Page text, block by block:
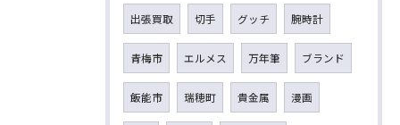
出張買取 切手 グッチ 腕時計
青梅市 エルメス 万年筆 ブランド
飯能市 瑞穂町 貴金属 漫画